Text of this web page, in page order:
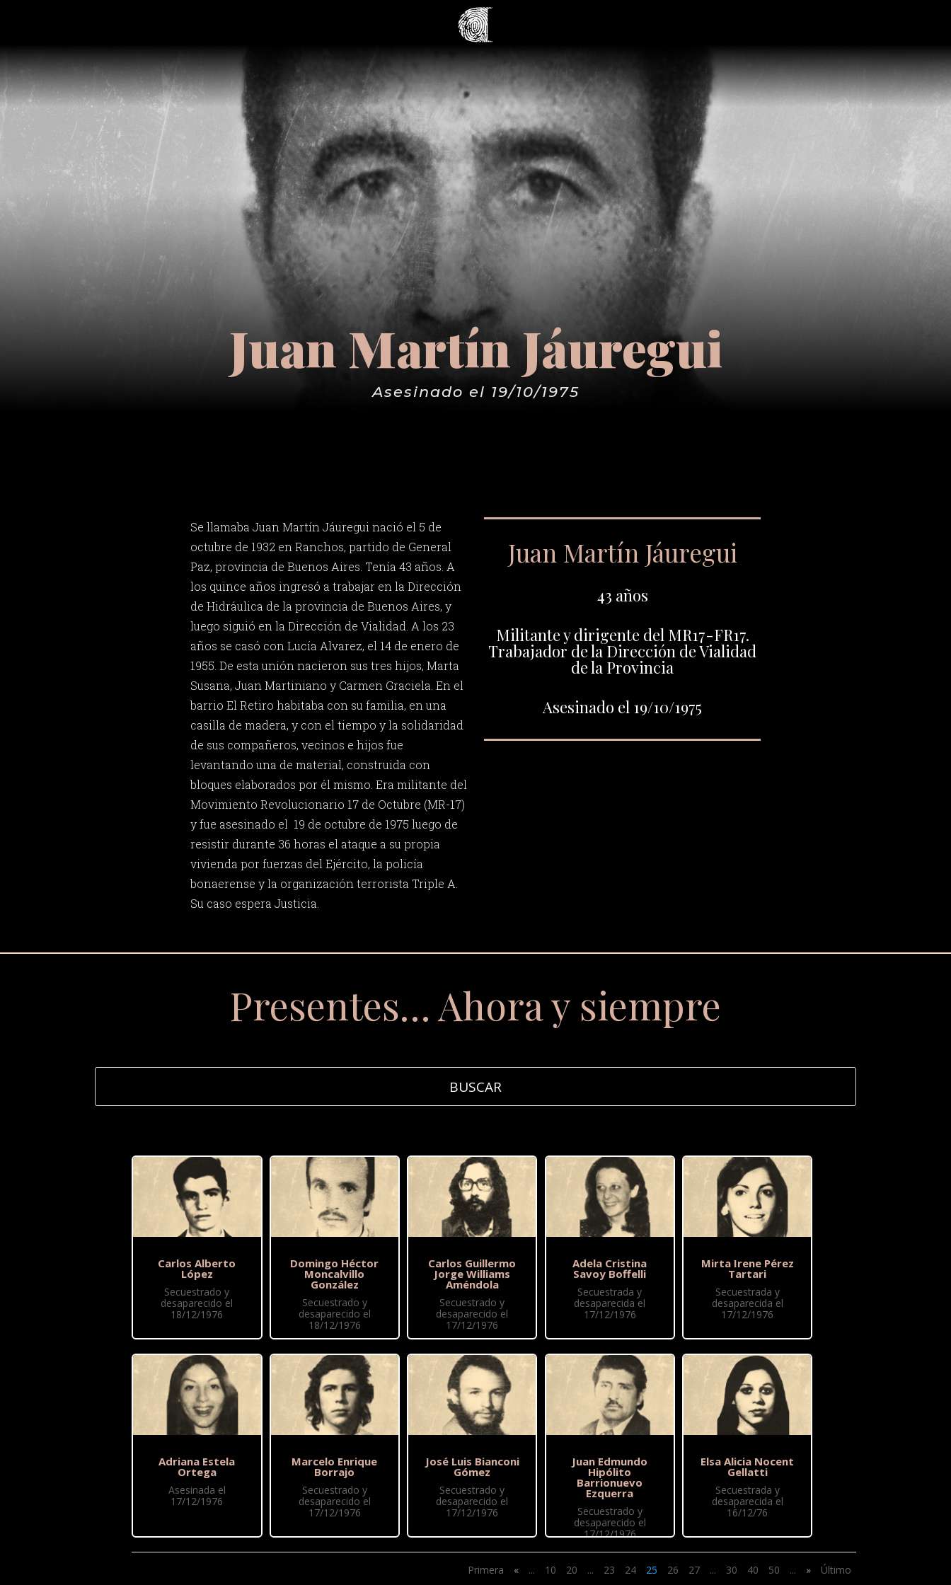
Juan Martín Jáuregui
Asesinado el 19/10/1975
Se llamaba Juan Martín Jáuregui nació el 5 de
octubre de 1932 en Ranchos, partido de General
Paz, provincia de Buenos Aires. Tenía 43 años. A
los quince años ingresó a trabajar en la Dirección
de Hidráulica de la provincia de Buenos Aires, y
luego siguió en la Dirección de Vialidad. A los 23
años se casó con Lucía Alvarez, el 14 de enero de
1955. De esta unión nacieron sus tres hijos, Marta
Susana, Juan Martiniano y Carmen Graciela. En el
barrio El Retiro habitaba con su familia, en una
casilla de madera, y con el tiempo y la solidaridad
de sus compañeros, vecinos e hijos fue
levantando una de material, construida con
bloques elaborados por él mismo. Era militante del
Movimiento Revolucionario 17 de Octubre (MR-17)
y fue asesinado el 19 de octubre de 1975 luego de
resistir durante 36 horas el ataque a su propia
vivienda por fuerzas del Ejército, la policía
bonaerense y la organización terrorista Triple A.
Su caso espera Justicia.
Juan Martín Jáuregui
43 años
Militante y dirigente del MR17-FR17.
Trabajador de la Dirección de Vialidad
de la Provincia
Asesinado el 19/10/1975
Presentes… Ahora y siempre
Carlos Alberto
López
Secuestrado y
desaparecido el
18/12/1976
Adriana Estela
Ortega
Asesinada el
17/12/1976
Domingo Héctor
Moncalvillo
González
Secuestrado y
desaparecido el
18/12/1976
Marcelo Enrique
Borrajo
Secuestrado y
desaparecido el
17/12/1976
Carlos Guillermo
Jorge Williams
Améndola
Secuestrado y
desaparecido el
17/12/1976
José Luis Bianconi
Gómez
Secuestrado y
desaparecido el
17/12/1976
Adela Cristina
Savoy Boffelli
Secuestrada y
desaparecida el
17/12/1976
Juan Edmundo
Hipólito
Barrionuevo
Ezquerra
Secuestrado y
desaparecido el
17/12/1976
Mirta Irene Pérez
Tartari
Secuestrada y
desaparecida el
17/12/1976
Elsa Alicia Nocent
Gellatti
Secuestrada y
desaparecida el
16/12/76
Primera « ... 10 20 ... 23 24 25 26 27 ... 30 40 50 ... » Último